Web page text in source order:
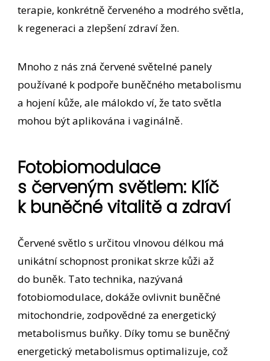
terapie, konkrétně červeného a modrého světla,
k regeneraci a zlepšení zdraví žen.
Mnoho z nás zná červené světelné panely
používané k podpoře buněčného metabolismu
a hojení kůže, ale málokdo ví, že tato světla
mohou být aplikována i vaginálně.
Fotobiomodulace
s červeným světlem: Klíč
k buněčné vitalitě a zdraví
Červené světlo s určitou vlnovou délkou má
unikátní schopnost pronikat skrze kůži až
do buněk. Tato technika, nazývaná
fotobiomodulace, dokáže ovlivnit buněčné
mitochondrie, zodpovědné za energetický
metabolismus buňky. Díky tomu se buněčný
energetický metabolismus optimalizuje, což